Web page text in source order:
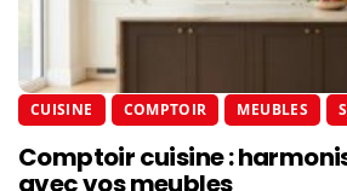
CUISINE COMPTOIR MEUBLES
Comptoir cuisine :
avec vos meubles